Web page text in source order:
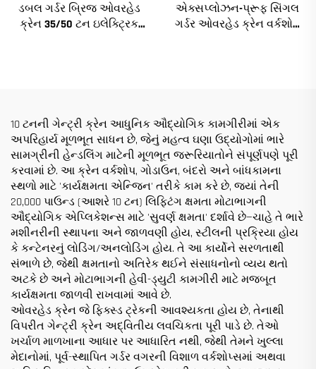
ડબલ ગર્ડર બ્રિજ ઓવરહેડ
ક્રેન 35/50 ટન ઇલેક્ટ્રિક
એક્સપ્લોઝન-પ્રૂફ સિંગલ
ગર્ડર ઓવરહેડ ક્રેન વર્કશોપ
10 ટનની ગેન્ટ્રી ક્રેન આધુનિક ઔદ્યોગિક કામગીરીમાં એક
અપરિહાર્ય મૂળભૂત સાધન છે, જેનું મહત્વ ઘણા ઉદ્યોગોમાં ભારે
સામગ્રીની હેન્ડલિંગ માટેની મૂળભૂત જરૂરિયાતોને સંપૂર્ણપણે પૂરી
કરવામાં છે. આ ક્રેન વર્કશોપ, ગોડાઉન, બંદરો અને બાંધકામના
સ્થળો માટે 'કાર્યક્ષમતા એન્જિન' તરીકે કામ કરે છે, જ્યાં તેની
20,000 પાઉન્ડ (આશરે 10 ટન) લિફ્ટિંગ ક્ષમતા મોટાભાગની
ઔદ્યોગિક એપ્લિકેશન્સ માટે 'સુવર્ણ ક્ષમતા' દર્શાવે છે—ચાહે તે ભારે
મશીનરીની સ્થાપના અને જાળવણી હોય, સ્ટીલની પ્રક્રિયા હોય
કે કન્ટેનરનું લોડિંગ/અનલોડિંગ હોય. તે આ કાર્યોને સરળતાથી
સંભાળે છે, જેથી ક્ષમતાનો અતિરેક થઈને સંસાધનોનો વ્યય થતો
અટકે છે અને મોટાભાગની હેવી-ડ્યુટી કામગીરી માટે મજબૂત
કાર્યક્ષમતા જાળવી રાખવામાં આવે છે.
ઓવરહેડ ક્રેન જે ફિક્સ્ડ ટ્રેકની આવશ્યકતા હોય છે, તેનાથી
વિપરીત ગેન્ટ્રી ક્રેન અદ્વિતીય લવચિકતા પૂરી પાડે છે. તેઓ
ખર્ચાળ માળખાના આધાર પર આધારિત નથી, જેથી તેમને ખુલ્લા
મેદાનોમાં, પૂર્વ-સ્થાપિત ગર્ડર વગરની વિશાળ વર્કશોપ્સમાં અથવા